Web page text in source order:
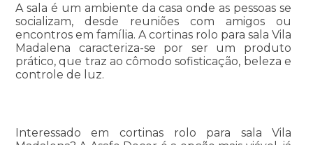
A sala é um ambiente da casa onde as pessoas se
socializam, desde reuniões com amigos ou
encontros em família. A cortinas rolo para sala Vila
Madalena caracteriza-se por ser um produto
prático, que traz ao cômodo sofisticação, beleza e
controle de luz.
Interessado em cortinas rolo para sala Vila